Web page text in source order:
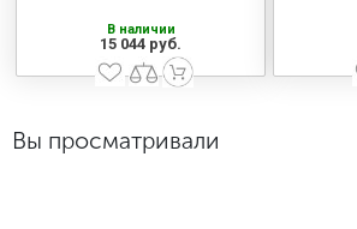
В наличии
15 044 руб.
Вы просматривали